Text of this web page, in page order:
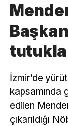
İzmir’de
kapsamında
edilen
çıkarıldığı